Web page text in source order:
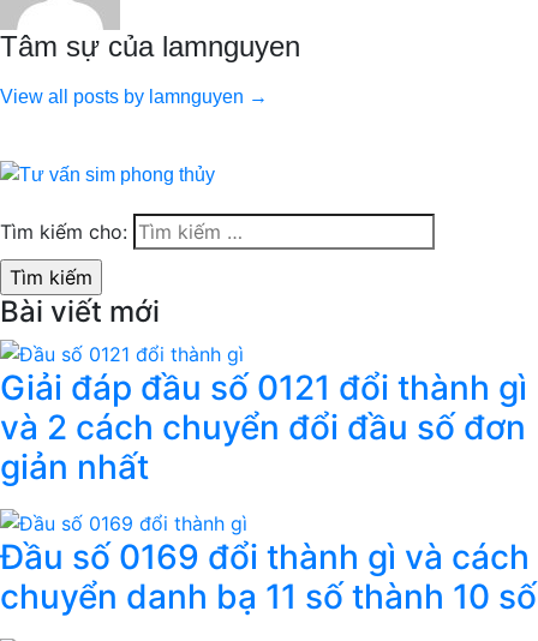
Tâm sự của lamnguyen
View all posts by lamnguyen →
Tìm kiếm cho:
Bài viết mới
Giải đáp đầu số 0121 đổi thành gì
và 2 cách chuyển đổi đầu số đơn
giản nhất
Đầu số 0169 đổi thành gì và cách
chuyển danh bạ 11 số thành 10 số